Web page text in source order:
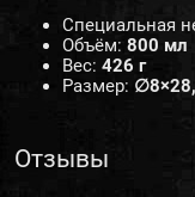
Специальная
Объём: 800 мл
Вес: 426 г
Размер:
Отзывы